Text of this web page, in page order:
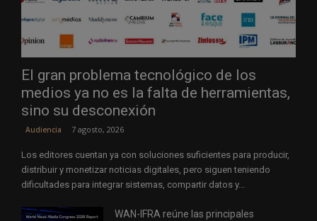
El gran problema tecnológico de los
medios ya no es la falta de herramientas,
sino su desconexión
Audiencia 7 agosto, 2026
Los editores cuentan ya con soluciones suficientes para producir,
distribuir y monetizar noticias digitales, pero siguen teniendo
dificultades para integrar sistemas, compartir datos y...
WAN-IFRA reúne las principales